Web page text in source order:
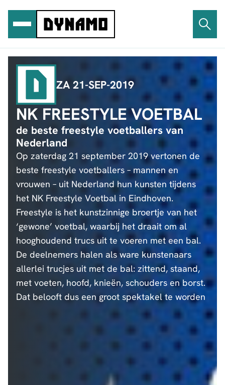
inhoud
ZA 21-SEP-2019
NK FREESTYLE VOETBAL
de beste freestyle voetballers van
Nederland
Op zaterdag 21 september 2019 vertonen de
beste freestyle voetballers – mannen en
vrouwen – uit Nederland hun kunsten tijdens
het NK Freestyle Voetbal in Eindhoven.
Freestyle is het kunstzinnige broertje van het
‘gewone’ voetbal, waarbij het draait om al
hooghoudend trucs uit te voeren met een bal.
De deelnemers halen als ware kunstenaars
allerlei trucjes uit met de bal: zittend, staand,
met voeten, hoofd, knieën, schouders en borst.
Dat belooft dus een groot spektakel te worden